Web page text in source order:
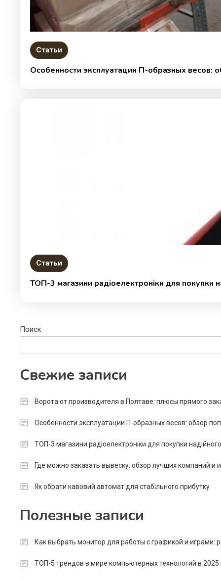
Статьи
Особенности эксплуатации П-образных весов:
Статьи
ТОП-3 магазини радіоелектроніки для покупки
Поиск
Свежие записи
Ворота от производителя в Полтаве: плюсы прямого
Особенности эксплуатации П-образных весов: обзор
ТОП-3 магазини радіоелектроніки для покупки
Где можно заказать вывеску: обзор лучших компаний и
Як обрати кавовий автомат для стабільного прибутку
Полезные записи
Как выбрать монитор для работы с графикой и играми:
ТОП-5 трендов в мире компьютерных технологий в 2025